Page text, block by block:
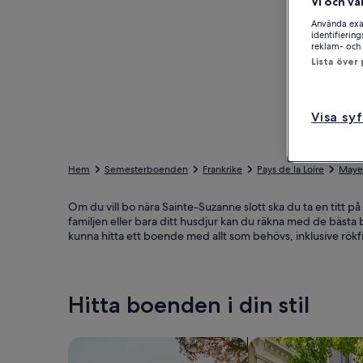
Hem Semesterboenden Frankrike Pays de la Loire
Om du vill bo nära Sainte-Suzanne slott ska du ta en titt
familjen eller bara ditt husdjur kan du räkna med de
kunna hitta ett boende med allt som behövs, inklusive
Hitta boenden i din stil
Sök bland
Använda
reklam- och
Lista
Visa